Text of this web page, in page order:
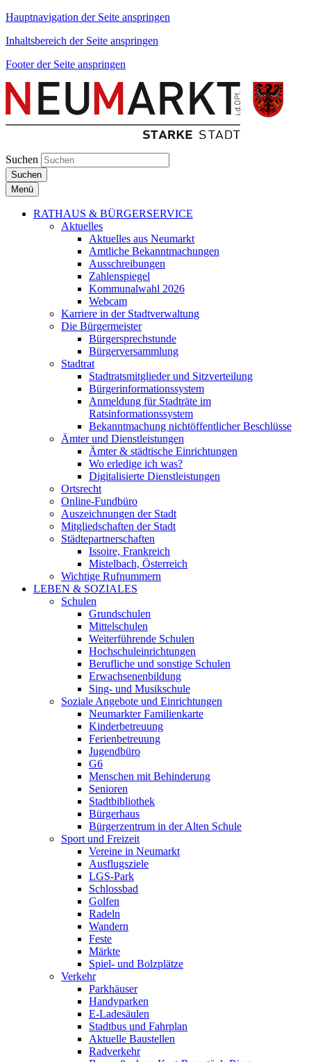
Hauptnavigation der Seite anspringen
Inhaltsbereich der Seite anspringen
Footer der Seite anspringen
Suchen
Suchen
Menü
RATHAUS & BÜRGERSERVICE
Aktuelles
Aktuelles aus Neumarkt
Amtliche Bekanntmachungen
Ausschreibungen
Zahlenspiegel
Kommunalwahl 2026
Webcam
Karriere in der Stadtverwaltung
Die Bürgermeister
Bürgersprechstunde
Bürgerversammlung
Stadtrat
Stadtratsmitglieder und Sitzverteilung
Bürgerinformationssystem
Anmeldung für Stadträte im
Ratsinformationssystem
Bekanntmachung nichtöffentlicher Beschlüsse
Ämter und Dienstleistungen
Ämter & städtische Einrichtungen
Wo erledige ich was?
Digitalisierte Dienstleistungen
Ortsrecht
Online-Fundbüro
Auszeichnungen der Stadt
Mitgliedschaften der Stadt
Städtepartnerschaften
Issoire, Frankreich
Mistelbach, Österreich
Wichtige Rufnummern
LEBEN & SOZIALES
Schulen
Grundschulen
Mittelschulen
Weiterführende Schulen
Hochschuleinrichtungen
Berufliche und sonstige Schulen
Erwachsenenbildung
Sing- und Musikschule
Soziale Angebote und Einrichtungen
Neumarkter Familienkarte
Kinderbetreuung
Ferienbetreuung
Jugendbüro
G6
Menschen mit Behinderung
Senioren
Stadtbibliothek
Bürgerhaus
Bürgerzentrum in der Alten Schule
Sport und Freizeit
Vereine in Neumarkt
Ausflugsziele
LGS-Park
Schlossbad
Golfen
Radeln
Wandern
Feste
Märkte
Spiel- und Bolzplätze
Verkehr
Parkhäuser
Handyparken
E-Ladesäulen
Stadtbus und Fahrplan
Aktuelle Baustellen
Radverkehr